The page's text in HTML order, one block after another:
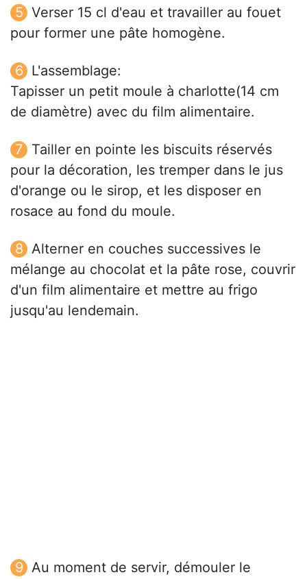
Verser 15 cl d'eau et travailler au fouet
pour former une pâte homogène.
L'assemblage:
Tapisser un petit moule à charlotte(14 cm
de diamètre) avec du film alimentaire.
Tailler en pointe les biscuits réservés
pour la décoration, les tremper dans le jus
d'orange ou le sirop, et les disposer en
rosace au fond du moule.
Alterner en couches successives le
mélange au chocolat et la pâte rose, couvrir
d'un film alimentaire et mettre au frigo
jusqu'au lendemain.
Au moment de servir, démouler le